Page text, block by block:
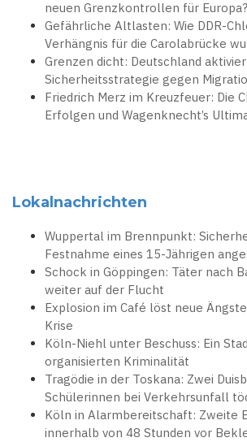
neuen Grenzkontrollen für Europa?
Gefährliche Altlasten: Wie DDR-
Verhängnis für die Carolabrücke
Grenzen dicht: Deutschland
Sicherheitsstrategie gegen
Friedrich Merz im Kreuzfeuer: Die
Erfolgen und Wagenknecht’s
Lokalnachrichten
Wuppertal im Brennpunkt:
Festnahme eines 15-Jährigen
Schock in Göppingen: Täter nach
weiter auf der Flucht
Explosion im Café löst neue
Krise
Köln-Niehl unter Beschuss: Ein
organisierten Kriminalität
Tragödie in der Toskana: Zwei
Schülerinnen bei Verkehrsunfall
Köln in Alarmbereitschaft: Zweite
innerhalb von 48 Stunden vor